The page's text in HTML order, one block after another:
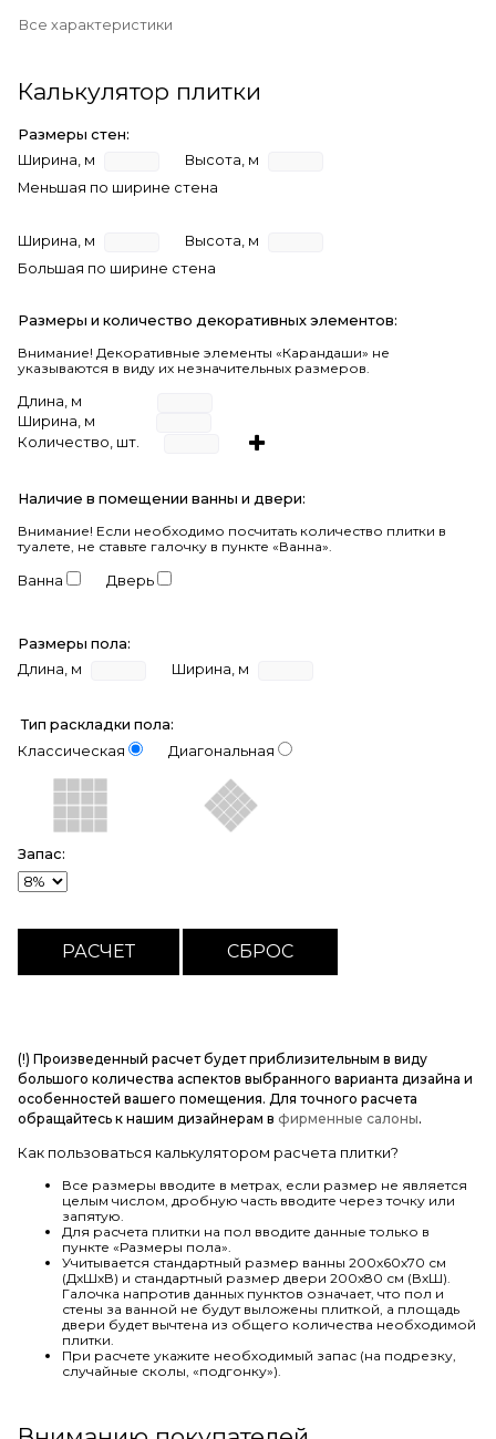
Все характеристики
Калькулятор плитки
Размеры стен:
Ширина, м
Высота, м
Меньшая по ширине стена
Ширина, м
Высота, м
Большая по ширине стена
Размеры и количество декоративных элементов:
Внимание! Декоративные элементы «Карандаши» не
указываются в виду их незначительных размеров.
Длина, м
Ширина, м
Количество, шт.
Наличие в помещении ванны и двери:
Внимание! Если необходимо посчитать количество плитки в
туалете, не ставьте галочку в пункте «Ванна».
Ванна Дверь
Размеры пола:
Длина, м
Ширина, м
Тип раскладки пола:
Классическая
Диагональная
Запас:
(!) Произведенный расчет будет приблизительным в виду
большого количества аспектов выбранного варианта дизайна и
особенностей вашего помещения. Для точного расчета
обращайтесь к нашим дизайнерам в фирменные салоны.
Как пользоваться калькулятором расчета плитки?
Все размеры вводите в метрах, если размер не является
целым числом, дробную часть вводите через точку или
запятую.
Для расчета плитки на пол вводите данные только в
пункте «Размеры пола».
Учитывается стандартный размер ванны 200х60х70 см
(ДхШхВ) и стандартный размер двери 200х80 см (ВхШ).
Галочка напротив данных пунктов означает, что пол и
стены за ванной не будут выложены плиткой, а площадь
двери будет вычтена из общего количества необходимой
плитки.
При расчете укажите необходимый запас (на подрезку,
случайные сколы, «подгонку»).